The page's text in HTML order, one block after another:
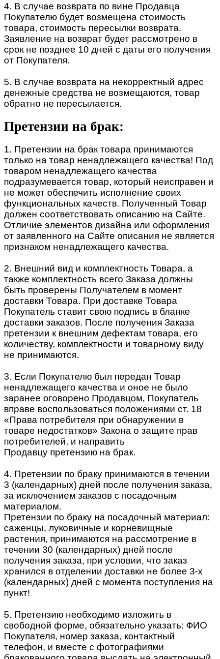
4. В случае возврата по вине Продавца
Покупателю будет возмещена стоимость
товара, стоимость пересылки возврата.
Заявление на возврат будет рассмотрено в
срок не позднее 10 дней с даты его получения
от Покупателя.
5. В случае возврата на некорректный адрес
денежные средства не возмещаются, товар
обратно не пересылается.
Претензии на брак:
1. Претензии на брак товара принимаются
только на товар ненадлежащего качества! Под
товаром ненадлежащего качества
подразумевается товар, который неисправен и
не может обеспечить исполнение своих
функциональных качеств. Полученный Товар
должен соответствовать описанию на Сайте.
Отличие элементов дизайна или оформления
от заявленного на Сайте описания не является
признаком ненадлежащего качества.
2. Внешний вид и комплектность Товара, а
также комплектность всего Заказа должны
быть проверены Получателем в момент
доставки Товара. При доставке Товара
Покупатель ставит свою подпись в бланке
доставки заказов. После получения Заказа
претензии к внешним дефектам товара, его
количеству, комплектности и товарному виду
не принимаются.
3. Если Покупателю был передан Товар
ненадлежащего качества и оное не было
заранее оговорено Продавцом, Покупатель
вправе воспользоваться положениями ст. 18
«Права потребителя при обнаружении в
товаре недостатков» Закона о защите прав
потребителей, и направить
Продавцу претензию на брак.
4. Претензии по браку принимаются в течении
3 (календарных) дней после получения заказа,
за исключением заказов с посадочным
материалом.
Претензии по браку на посадочный материал:
саженцы, луковичные и корневищные
растения, принимаются на рассмотрение в
течении 30 (календарных) дней после
получения заказа, при условии, что заказ
хранился в отделении доставки не более 3-х
(календарных) дней с момента поступления на
пункт!
5. Претензию необходимо изложить в
свободной форме, обязательно указать: ФИО
Покупателя, номер заказа, контактный
телефон, и вместе с фотографиями